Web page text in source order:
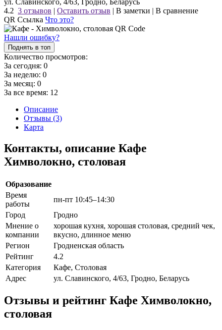
4.2 3 отзывов | Оставить отзыв | В заметки | В сравнение
QR Ссылка Что это?
Нашли ошибку?
Поднять в топ
Количество просмотров:
За сегодня: 0
За неделю: 0
За месяц: 0
За все время: 12
Описание
Отзывы (3)
Карта
Контакты, описание Кафе
Химволокно, столовая
Образование
Время
работы
пн-пт 10:45–14:30
Город
Гродно
Мнение о
компании
хорошая кухня, хорошая столовая, средний чек,
вкусно, длинное меню
Регион
Гродненская область
Рейтинг
4.2
Категория
Кафе, Столовая
Адрес
ул. Славинского, 4/63, Гродно, Беларусь
Отзывы и рейтинг Кафе Химволокно,
столовая